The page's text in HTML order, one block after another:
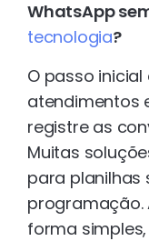
WhatsApp
tecnologia?
O passo
atendimentos
registre as
Muitas
para planilhas
programação.
forma